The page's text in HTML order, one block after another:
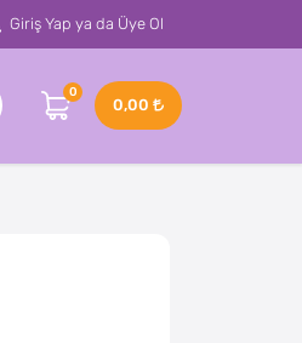
Giriş Yap ya da Üye Ol
0
0,00